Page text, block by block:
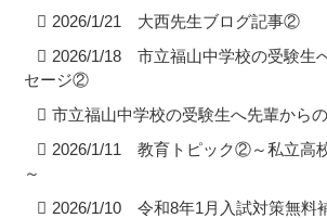
2026/1/21 大西先生ブログ記事②
2026/1/18 市立福山中学校の受験生
セージ②
市立福山中学校の受験生へ先輩から
2026/1/11 教育トピック②～私立高
～
2026/1/10 令和8年1月入試対策無料